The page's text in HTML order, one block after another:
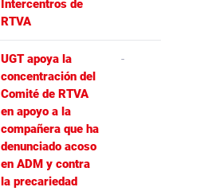
Intercentros de
RTVA
UGT apoya la
concentración del
Comité de RTVA
en apoyo a la
compañera que ha
denunciado acoso
en ADM y contra
la precariedad
-